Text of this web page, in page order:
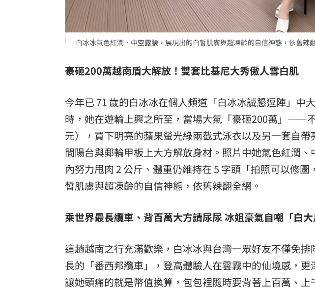
白冰冰氣色紅潤、中空露腰，展現出的白皙肌膚與超凍齡的自信神態，依舊辣
豪砸200萬越南盾大解放！雙套比基尼大秀傲人雪白肌
今年已 71 歲的白冰冰在個人頻道「白冰冰誠懇逗陣」中
時，她在遊輪上興之所至，當場大氣「豪砸200萬」——
元），買下明亮的蘋果螢光綠兩截式泳衣以及另一套自
間陽台與郵輪甲板上大方解放身材。照片中她氣色紅潤
內努力甩肉 2 公斤、體重仍維持在 5 字頭「拍照可以修
皙肌膚與超凍齡的自信神態，依舊辣翻全網。
乘世界最長纜車、背百萬大方請尿尿 冰姐豪氣自嘲「白大
這趟越南之行充滿歡樂，白冰冰與台灣一眾好友不僅免
長的「番西邦纜車」，登高體驗人在雲霧中的仙境感，
讓她頭痛的就是幣值換算，包包裡隨時要背著上百萬、